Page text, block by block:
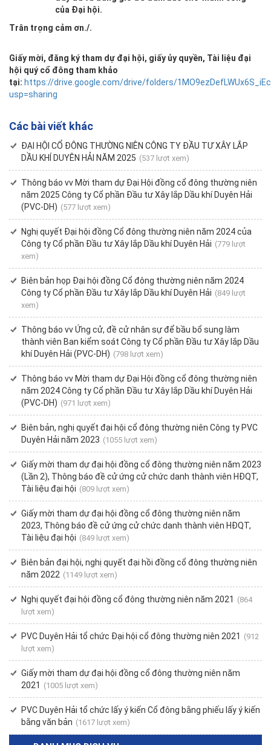
của Đại hội.
Trân trọng cảm ơn./.
Giấy mời, đăng ký tham dự đại hội, giấy ủy quyền, Tài liệu đại
hội quý cổ đông tham khảo
tại: https://drive.google.com/drive/folders/
usp=sharing
Các bài viết khác
ĐẠI HỘI CỔ ĐÔNG THƯỜNG NIÊN CÔNG TY ĐẦU TƯ XÂY LẮP
DẦU KHÍ DUYÊN HẢI NĂM 2025 (537 lượt xem)
Thông báo vv Mời tham dự Đại Hội đồng cổ đông thường niên
năm 2025 Công ty Cổ phần Đầu tư Xây lắp Dầu khí Duyên Hải
(PVC-DH) (577 lượt xem)
Nghị quyết Đại hội đồng Cổ đông thường niên năm 2024 của
Công ty Cổ phần Đầu tư Xây lắp Dầu khí Duyên Hải (779 lượt
xem)
Biên bản họp Đại hội đồng Cổ đông thường niên năm 2024
Công ty Cổ phần Đầu tư Xây lắp Dầu khí Duyên Hải (849 lượt
xem)
Thông báo vv Ứng cử, đề cử nhân sự để bầu bổ sung làm
thành viên Ban kiểm soát Công ty Cổ phần Đầu tư Xây lắp Dầu
khí Duyên Hải (PVC-DH) (798 lượt xem)
Thông báo vv Mời tham dự Đại Hội đồng cổ đông thường niên
năm 2024 Công ty Cổ phần Đầu tư Xây lắp Dầu khí Duyên Hải
(PVC-DH) (971 lượt xem)
Biên bản, nghị quyết đại hội cổ đông thường niên Công ty PVC
Duyên Hải năm 2023 (1055 lượt xem)
Giấy mời tham dự đại hội đồng cổ đông thường niên năm 2023
(Lần 2), Thông báo đề cử ứng cử chức danh thành viên HĐQT,
Tài liệu đại hội (809 lượt xem)
Giấy mời tham dự đại hội đồng cổ đông thường niên năm
2023, Thông báo đề cử ứng cử chức danh thành viên HĐQT,
Tài liệu đại hội (849 lượt xem)
Biên bản đại hội, nghị quyết đại hồi đồng cổ đông thường niên
năm 2022 (1149 lượt xem)
Nghị quyết đại hội đồng cổ đông thường niên năm 2021 (864
lượt xem)
PVC Duyên Hải tổ chức Đại hội cổ đông thường niên 2021 (912
lượt xem)
Giấy mời tham dự đại hội đồng cổ đông thường niên năm
2021 (1005 lượt xem)
PVC Duyên Hải tổ chức lấy ý kiến Cổ đông bằng phiếu lấy ý kiến
bằng văn bản (1617 lượt xem)